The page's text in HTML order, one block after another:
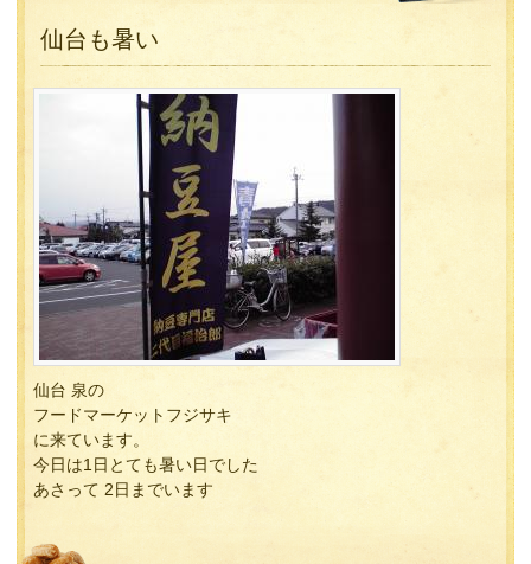
仙台も暑い
仙台 泉の
フードマーケットフジサキ
に来ています。
今日は1日とても暑い日でした
あさって 2日までいます